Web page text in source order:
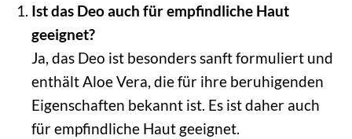
Ist das Deo auch für empfindliche Haut
geeignet?
Ja, das Deo ist besonders sanft formuliert und
enthält Aloe Vera, die für ihre beruhigenden
Eigenschaften bekannt ist. Es ist daher auch
für empfindliche Haut geeignet.